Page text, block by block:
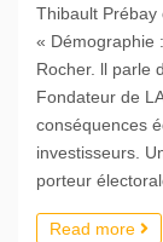
Thibault Prébay
« Démographie
Rocher. ll parle
Fondateur de
conséquences
investisseurs.
porteur
Read more